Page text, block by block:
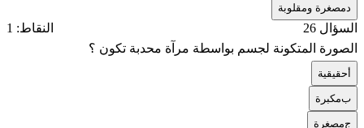
مصغرة ومقلوبة
السؤال 26
النقاط: 1
الصورة المتكونة لجسم بواسطة مرآة محدبة تكون ؟
حقيقية
بمكبرة
جمصغرة